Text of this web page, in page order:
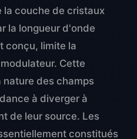
la couche de cristaux
la longueur d'onde
conçu, limite la
Cette
des champs
à diverger à
de leur source. Les
constitués